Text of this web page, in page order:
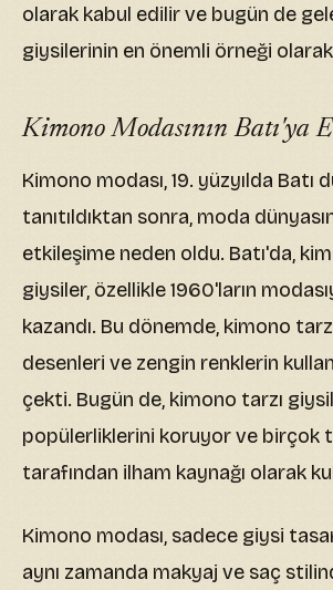
olarak kabul edilir ve bugün de
giysilerinin en önemli örneği
Kimono Modasının Batı'ya
Kimono modası, 19. yüzyılda Batı
tanıtıldıktan sonra, moda
etkileşime neden oldu. Batı'da,
giysiler, özellikle 1960'ların
kazandı. Bu dönemde, kimono
desenleri ve zengin renklerin
çekti. Bugün de, kimono tarzı
popülerliklerini koruyor ve birçok
tarafından ilham kaynağı olarak
Kimono modası, sadece giysi
aynı zamanda makyaj ve saç